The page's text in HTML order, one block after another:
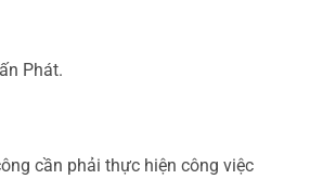
Phát.
cần phải thực hiện công việc